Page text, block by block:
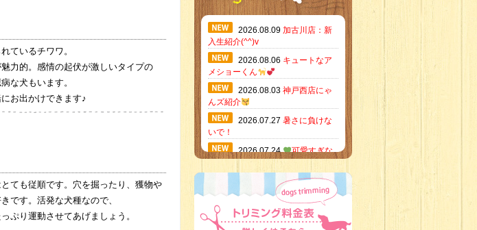
ているチワワ。
力的。感情の起伏が激しいタイプの
な犬もいます。
お出かけできます♪
ても従順です。穴を掘ったり、獲物や
です。活発な犬種なので、
ぷり運動させてあげましょう。
2026.08.09 加古川店：新
入生紹介(^^)v
2026.08.06 キュートなア
メショーくん
2026.08.03 神戸西店にゃ
んズ紹介
2026.07.27 暑さに負けな
いで！
2026.07.24
可愛すぎな
素敵な笑顔の
ハーフくん
2026.07.18当店のイチオ
シにゃんこ